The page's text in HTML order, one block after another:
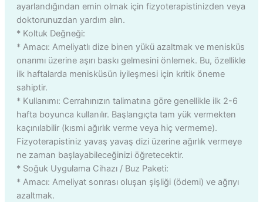
ayarlandığından emin olmak için fizyoterapistinizden veya
doktorunuzdan yardım alın.
* Koltuk Değneği:
* Amacı: Ameliyatlı dize binen yükü azaltmak ve menisküs
onarımı üzerine aşırı baskı gelmesini önlemek. Bu, özellikle
ilk haftalarda menisküsün iyileşmesi için kritik öneme
sahiptir.
* Kullanımı: Cerrahınızın talimatına göre genellikle ilk 2-6
hafta boyunca kullanılır. Başlangıçta tam yük vermekten
kaçınılabilir (kısmi ağırlık verme veya hiç vermeme).
Fizyoterapistiniz yavaş yavaş dizi üzerine ağırlık vermeye
ne zaman başlayabileceğinizi öğretecektir.
* Soğuk Uygulama Cihazı / Buz Paketi:
* Amacı: Ameliyat sonrası oluşan şişliği (ödemi) ve ağrıyı
azaltmak.